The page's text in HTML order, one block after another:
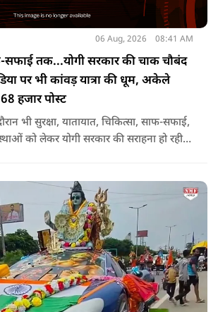
06 Aug, 2026 08:41 AM
तक...योगी सरकार की चाक चौबंद
पर भी कांवड़ यात्रा की धूम, अकेले
हजार पोस्ट
भी सुरक्षा, यातायात, चिकित्सा, साफ-सफाई,
को लेकर योगी सरकार की सराहना हो रही